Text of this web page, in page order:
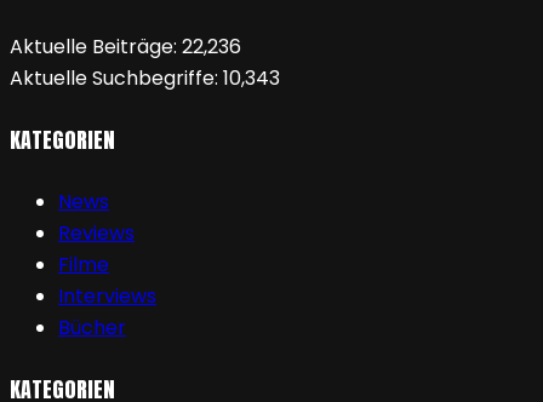
Aktuelle Beiträge: 22,236
Aktuelle Suchbegriffe: 10,343
KATEGORIEN
News
Reviews
Filme
Interviews
Bücher
KATEGORIEN